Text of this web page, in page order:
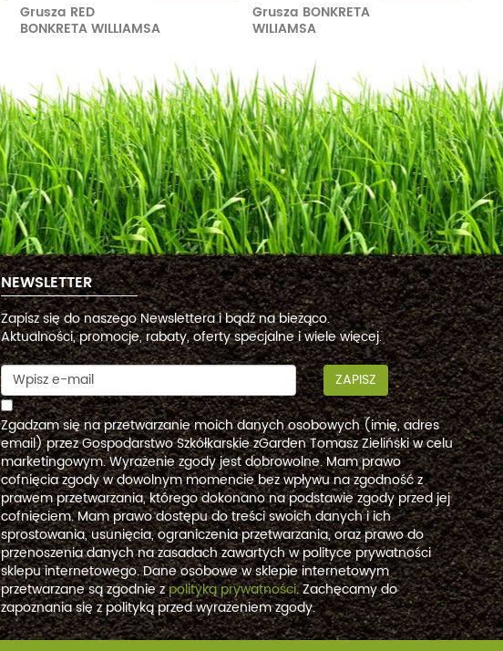
Grusza RED
BONKRETA WILLIAMSA
Grusza BONKRETA
WILIAMSA
NEWSLETTER
Zapisz się do naszego Newslettera i bądź na bieżąco.
Aktualności, promocje, rabaty, oferty specjalne i wiele więcej.
ZAPISZ
Zgadzam się na przetwarzanie moich danych osobowych (imię, adres
email) przez Gospodarstwo Szkółkarskie zGarden Tomasz Zieliński w celu
marketingowym. Wyrażenie zgody jest dobrowolne. Mam prawo
cofnięcia zgody w dowolnym momencie bez wpływu na zgodność z
prawem przetwarzania, którego dokonano na podstawie zgody przed jej
cofnięciem. Mam prawo dostępu do treści swoich danych i ich
sprostowania, usunięcia, ograniczenia przetwarzania, oraz prawo do
przenoszenia danych na zasadach zawartych w polityce prywatności
sklepu internetowego. Dane osobowe w sklepie internetowym
przetwarzane są zgodnie zpolityką prywatności. Zachęcamy do
zapoznania się z polityką przed wyrażeniem zgody.